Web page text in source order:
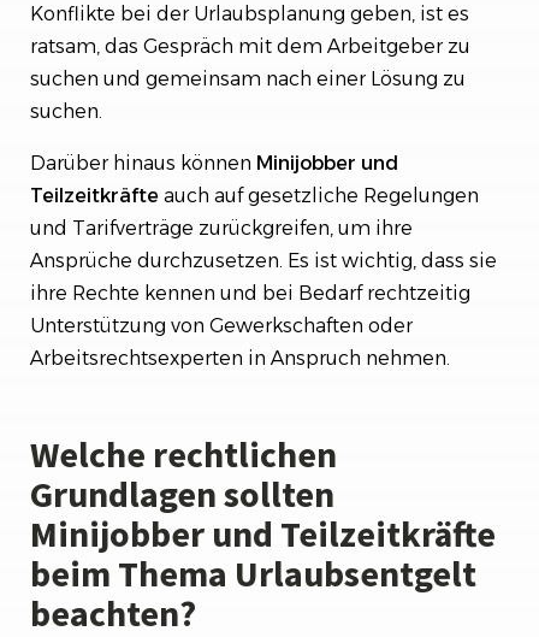
Konflikte bei der Urlaubsplanung geben, ist es
ratsam, das Gespräch mit dem Arbeitgeber zu
suchen und gemeinsam nach einer Lösung zu
suchen.
Darüber hinaus können Minijobber und
Teilzeitkräfte auch auf gesetzliche Regelungen
und Tarifverträge zurückgreifen, um ihre
Ansprüche durchzusetzen. Es ist wichtig, dass sie
ihre Rechte kennen und bei Bedarf rechtzeitig
Unterstützung von Gewerkschaften oder
Arbeitsrechtsexperten in Anspruch nehmen.
Welche rechtlichen
Grundlagen sollten
Minijobber und Teilzeitkräfte
beim Thema Urlaubsentgelt
beachten?